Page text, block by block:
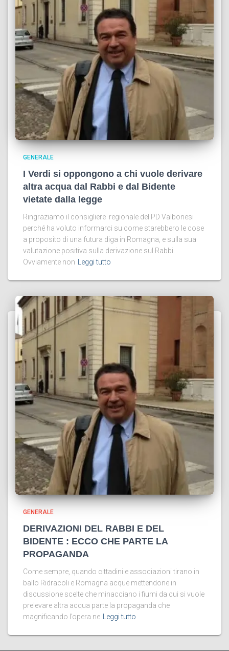
GENERALE
I Verdi si oppongono a chi vuole derivare
altra acqua dal Rabbi e dal Bidente
vietate dalla legge
Ringraziamo il consigliere regionale del PD Valbonesi
perché ha voluto informarci su come starebbero le cose
a proposito di una futura diga in Romagna, e sulla sua
valutazione positiva sulla derivazione sul Rabbi.
Ovviamente non
Leggi tutto
GENERALE
DERIVAZIONI DEL RABBI E DEL
BIDENTE : ECCO CHE PARTE LA
PROPAGANDA
Come sempre, quando cittadini e associazioni tirano in
ballo Ridracoli e Romagna acque mettendone in
discussione scelte che minacciano i fiumi da cui si vuole
prelevare altra acqua parte la propaganda che
magnificando l’opera ne
Leggi tutto